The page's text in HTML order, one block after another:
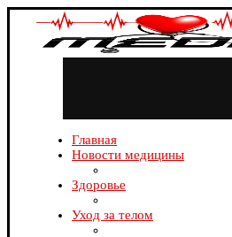
Главная
Новости медицины
Здоровье
Уход за телом